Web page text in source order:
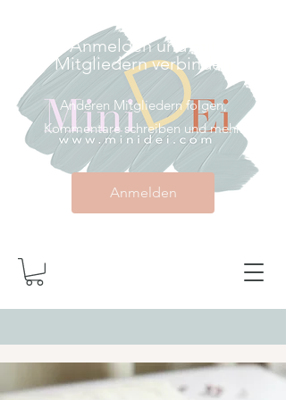
Anmelden und mit
Mitgliedern verbinden
Anderen Mitgliedern folgen,
Kommentare schreiben und mehr.
Anmelden